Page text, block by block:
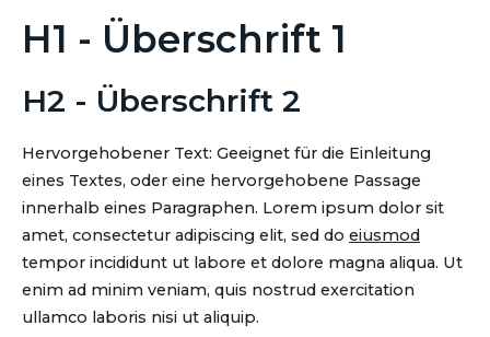
H1 - Überschrift 1
H2 - Überschrift 2
Hervorgehobener Text: Geeignet für die Einleitung
eines Textes, oder eine hervorgehobene Passage
innerhalb eines Paragraphen. Lorem ipsum dolor sit
amet, consectetur adipiscing elit, sed do eiusmod
tempor incididunt ut labore et dolore magna aliqua. Ut
enim ad minim veniam, quis nostrud exercitation
ullamco laboris nisi ut aliquip.